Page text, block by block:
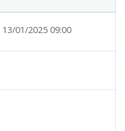
13/01/2025 09:00